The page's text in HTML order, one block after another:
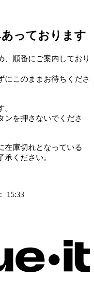
っております
、順番にご案内しており
にこのままお待ちくださ
ンを押さないでくださ
在庫切れとなっている
ください。
15:33